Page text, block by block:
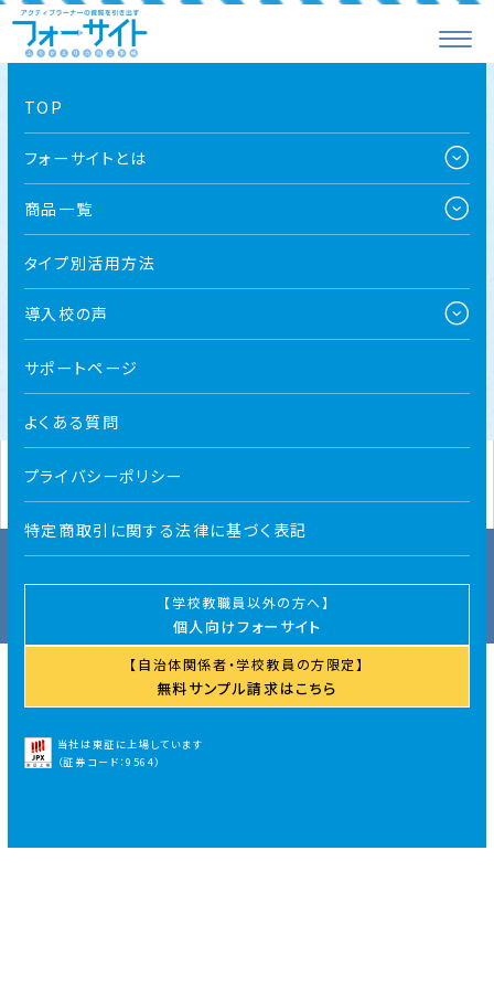
TOP
フォーサイトとは
商品一覧
タイプ別活用方法
導入校の声
サポートページ
よくある質問
プライバシーポリシー
特定商取引に関する法律に基づく表記
学校教職員以外の方へ
個人向けフォーサイト
自治体関係者・学校教員の方限定
無料サンプル請求はこちら
当社は東証に上場しています
（証券コード：9564）
無料サンプル配布中
こちらは学校での導入ご検討用のサンプルとなります。
大変恐れ入りますが、学校教職員以外の方にはサンプル
品のご送付を行っておりませんので予めご了承ください。
自治体関係者・学校教員の方限定
無料サンプル請求はこちら
Instagram Facebook X（Twitter）
よくあるご質問
プライバシーポリシー
特定商取引に関する法律に基づく表記
Copyright © foresight-planner. All Rights Reserved.